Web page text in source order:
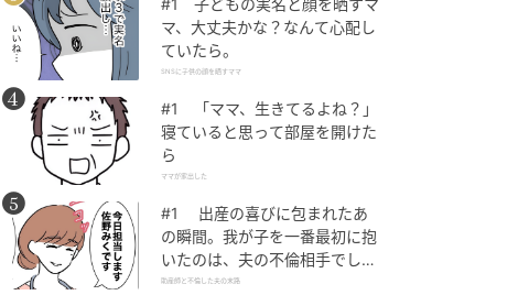
#1 子どもの実名と顔を晒すマ
マ、大丈夫かな？なんて心配し
ていたら。
SNSに子供の顔を晒すママ
#1 「ママ、生きてるよね？」
寝ていると思って部屋を開けた
ら
ママが家出した
#1 出産の喜びに包まれたあ
の瞬間。我が子を一番最初に抱
いたのは、夫の不倫相手でし
た。
助産師と不倫した夫の末路